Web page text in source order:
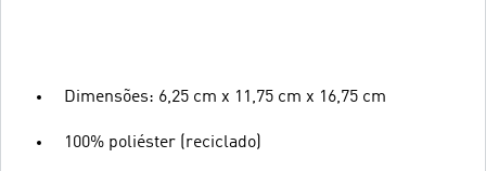
Dimensões: 6,25 cm x 11,75 cm x 16,75 cm
100% poliéster (reciclado)